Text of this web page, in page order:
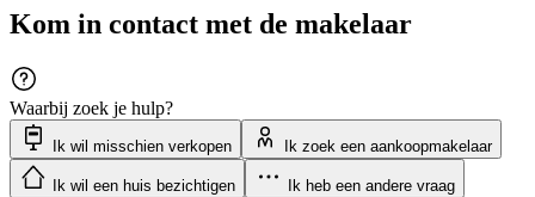
Kom in contact met de makelaar
Waarbij zoek je hulp?
Ik wil misschien verkopen Ik zoek een aankoopmakelaar
Ik wil een huis bezichtigen Ik heb een andere vraag